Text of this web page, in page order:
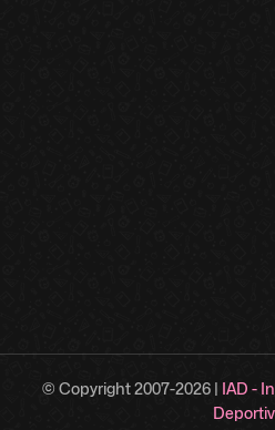
© Copyright 2007-2026| IAD -